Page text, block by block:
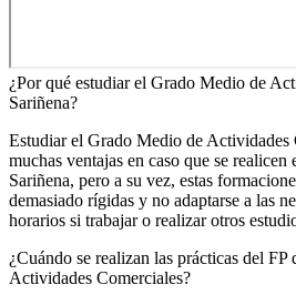
¿Por qué estudiar el Grado Medio de
Sariñena?
Estudiar el Grado Medio de Actividades
muchas ventajas en caso que se realicen
Sariñena, pero a su vez, estas
demasiado rígidas y no adaptarse a las
horarios si trabajar o realizar otros
¿Cuándo se realizan las prácticas del
Actividades Comerciales?​